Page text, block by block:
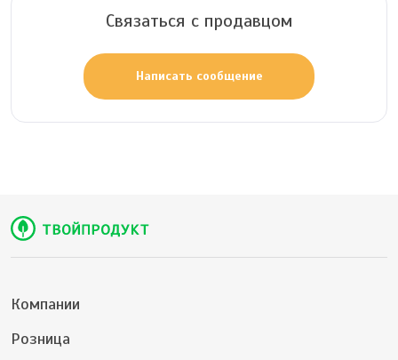
Связаться с продавцом
Написать сообщение
Компании
Розница